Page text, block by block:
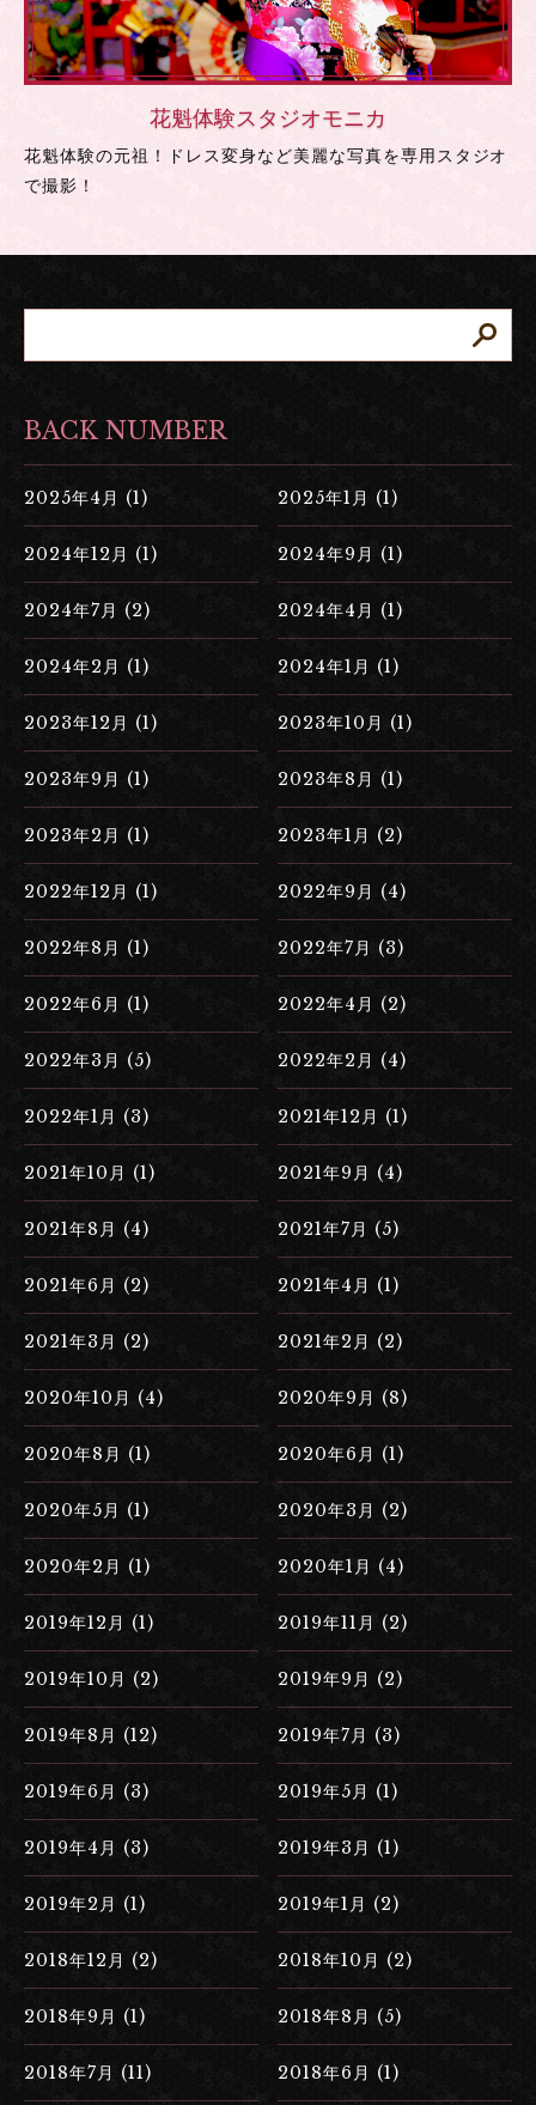
花魁体験スタジオモニカ
花魁体験の元祖！ドレス変身など美麗な写真を専用スタジオ
で撮影！
BACK NUMBER
2025年4月 (1) 2025年1月 (1)
2024年12月 (1) 2024年9月 (1)
2024年7月 (2) 2024年4月 (1)
2024年2月 (1) 2024年1月 (1)
2023年12月 (1) 2023年10月 (1)
2023年9月 (1) 2023年8月 (1)
2023年2月 (1) 2023年1月 (2)
2022年12月 (1) 2022年9月 (4)
2022年8月 (1) 2022年7月 (3)
2022年6月 (1) 2022年4月 (2)
2022年3月 (5) 2022年2月 (4)
2022年1月 (3) 2021年12月 (1)
2021年10月 (1) 2021年9月 (4)
2021年8月 (4) 2021年7月 (5)
2021年6月 (2) 2021年4月 (1)
2021年3月 (2) 2021年2月 (2)
2020年10月 (4) 2020年9月 (8)
2020年8月 (1) 2020年6月 (1)
2020年5月 (1) 2020年3月 (2)
2020年2月 (1) 2020年1月 (4)
2019年12月 (1) 2019年11月 (2)
2019年10月 (2) 2019年9月 (2)
2019年8月 (12) 2019年7月 (3)
2019年6月 (3) 2019年5月 (1)
2019年4月 (3) 2019年3月 (1)
2019年2月 (1) 2019年1月 (2)
2018年12月 (2) 2018年10月 (2)
2018年9月 (1) 2018年8月 (5)
2018年7月 (11) 2018年6月 (1)